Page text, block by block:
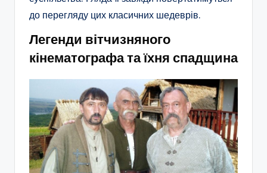
до перегляду цих класичних шедеврів.
Легенди вітчизняного
кінематографа та їхня спадщина